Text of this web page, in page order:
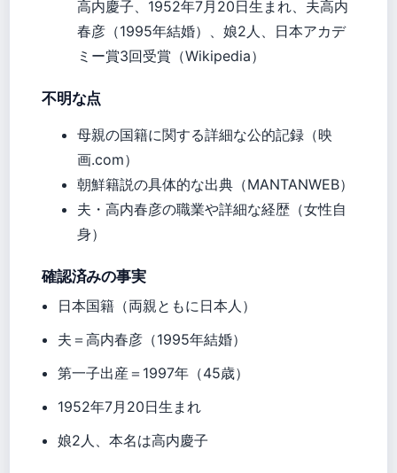
高内慶子、1952年7月20日生まれ、夫高内
春彦（1995年結婚）、娘2人、日本アカデ
ミー賞3回受賞（Wikipedia）
不明な点
母親の国籍に関する詳細な公的記録（映
画.com）
朝鮮籍説の具体的な出典（MANTANWEB）
夫・高内春彦の職業や詳細な経歴（女性自
身）
確認済みの事実
日本国籍（両親ともに日本人）
夫＝高内春彦（1995年結婚）
第一子出産＝1997年（45歳）
1952年7月20日生まれ
娘2人、本名は高内慶子